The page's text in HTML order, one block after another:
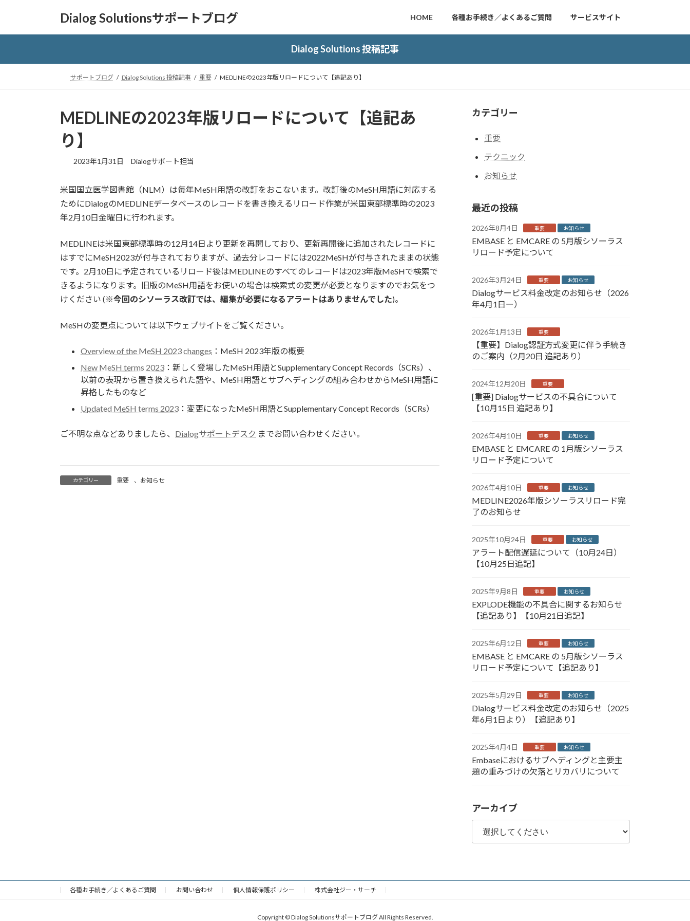
Dialog Solutionsサポートブログ HOME 各種お手続き／よくあるご質問 サービスサイト
Dialog Solutions 投稿記事
サポートブログ Dialog Solutions 投稿記事 重要 MEDLINEの2023年版リロードについて【追記あり】
MEDLINEの2023年版リロードについて【追記あ
り】
2023年1月31日 Dialogサポート担当
米国国立医学図書館（NLM）は毎年MeSH用語の改訂をおこないます。改訂後のMeSH用語に対応する
ためにDialogのMEDLINEデータベースのレコードを書き換えるリロード作業が米国東部標準時の2023
年2月10日金曜日に行われます。
MEDLINEは米国東部標準時の12月14日より更新を再開しており、更新再開後に追加されたレコードに
はすでにMeSH2023が付与されておりますが、過去分レコードには2022MeSHが付与されたままの状態
です。2月10日に予定されているリロード後はMEDLINEのすべてのレコードは2023年版MeSHで検索で
きるようになります。旧版のMeSH用語をお使いの場合は検索式の変更が必要となりますのでお気をつ
けください (※今回のシソーラス改訂では、編集が必要になるアラートはありませんでした)。
MeSHの変更点については以下ウェブサイトをご覧ください。
Overview of the MeSH 2023 changes ：MeSH 2023年版の概要
New MeSH terms 2023 ：新しく登場したMeSH用語とSupplementary Concept Records（SCRs）、
以前の表現から置き換えられた語や、MeSH用語とサブヘディングの組み合わせからMeSH用語に
昇格したものなど
Updated MeSH terms 2023 ：変更になったMeSH用語とSupplementary Concept Records（SCRs）
ご不明な点などありましたら、 Dialogサポートデスク までお問い合わせください。
カテゴリー 重要 、 お知らせ
カテゴリー
重要
テクニック
お知らせ
最近の投稿
2026年8月4日 重要 お知らせ
EMBASE と EMCARE の 5月版シソーラス
リロード予定について
2026年3月24日 重要 お知らせ
Dialogサービス料金改定のお知らせ（2026
年4月1日ー）
2026年1月13日 重要
【重要】Dialog認証方式変更に伴う手続き
のご案内（2月20日 追記あり）
2024年12月20日 重要
[重要] Dialogサービスの不具合について
【10月15日 追記あり】
2026年4月10日 重要 お知らせ
EMBASE と EMCARE の 1月版シソーラス
リロード予定について
2026年4月10日 重要 お知らせ
MEDLINE2026年版シソーラスリロード完
了のお知らせ
2025年10月24日 重要 お知らせ
アラート配信遅延について（10月24日）
【10月25日追記】
2025年9月8日 重要 お知らせ
EXPLODE機能の不具合に関するお知らせ
【追記あり】【10月21日追記】
2025年6月12日 重要 お知らせ
EMBASE と EMCARE の 5月版シソーラス
リロード予定について【追記あり】
2025年5月29日 重要 お知らせ
Dialogサービス料金改定のお知らせ（2025
年6月1日より）【追記あり】
2025年4月4日 重要 お知らせ
Embaseにおけるサブヘディングと主要主
題の重みづけの欠落とリカバリについて
アーカイブ
各種お手続き／よくあるご質問 お問い合わせ 個人情報保護ポリシー 株式会社ジー・サーチ
Copyright © Dialog Solutionsサポートブログ All Rights Reserved.